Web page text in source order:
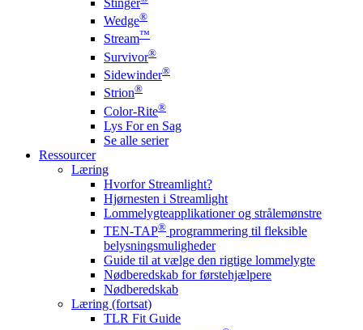
Wedge®
Stream™
Survivor®
Sidewinder®
Strion®
Color-Rite®
Lys For en Sag
Se alle serier
Ressourcer
Læring
Hvorfor Streamlight?
Hjørnesten i Streamlight
Lommelygteapplikationer og strålemønstre
TEN-TAP® programmering til fleksible
belysningsmuligheder
Guide til at vælge den rigtige lommelygte
Nødberedskab for førstehjælpere
Nødberedskab
Læring (fortsat)
TLR Fit Guide